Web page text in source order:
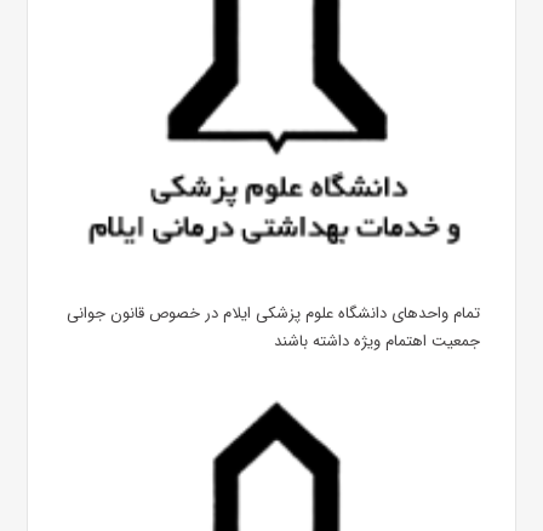
تمام واحدهای دانشگاه علوم پزشکی ایلام در خصوص قانون جوانی
جمعیت اهتمام ویژه داشته باشند